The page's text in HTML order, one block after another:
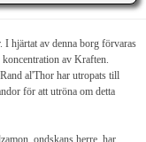
I hjärtat av denna borg förvaras
av Kraften.
al'Thor har utropats till
för att utröna om detta
ondskans herre, har